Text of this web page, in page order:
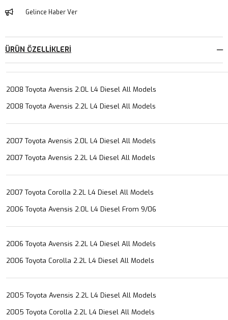
Gelince Haber Ver
ÜRÜN ÖZELLIKLERI
2008 Toyota Avensis 2.0L L4 Diesel All Models
2008 Toyota Avensis 2.2L L4 Diesel All Models
2007 Toyota Avensis 2.0L L4 Diesel All Models
2007 Toyota Avensis 2.2L L4 Diesel All Models
2007 Toyota Corolla 2.2L L4 Diesel All Models
2006 Toyota Avensis 2.0L L4 Diesel From 9/06
2006 Toyota Avensis 2.2L L4 Diesel All Models
2006 Toyota Corolla 2.2L L4 Diesel All Models
2005 Toyota Avensis 2.2L L4 Diesel All Models
2005 Toyota Corolla 2.2L L4 Diesel All Models